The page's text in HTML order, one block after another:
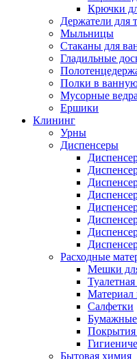
Крючки
Держатели для
Мыльницы
Стаканы для
Гладильные
Полки в
Мусорные ведра
Ершики
Клининг
Урны
Диспенсеры
Расходные
Мешки
Материал
Салфетки
Бумажные
Покрытия
Бытовая химия